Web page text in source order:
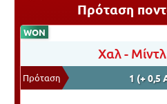
Πρόταση
WON
Χαλ-
Πρόταση 1 (+ 0,5